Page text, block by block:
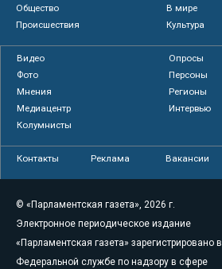
Общество
В мире
Происшествия
Культура
Видео
Опросы
Фото
Персоны
Мнения
Регионы
Медиацентр
Интервью
Колумнисты
Контакты Реклама Вакансии
© «Парламентская газета», 2026 г.
Электронное периодическое издание
«Парламентская газета» зарегистрировано в
Федеральной службе по надзору в сфере